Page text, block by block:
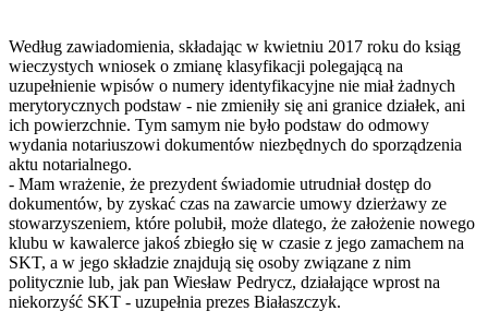
Według zawiadomienia, składając w kwietniu 2017 roku do ksiąg
wieczystych wniosek o zmianę klasyfikacji polegającą na
uzupełnienie wpisów o numery identyfikacyjne nie miał żadnych
merytorycznych podstaw - nie zmieniły się ani granice działek, ani
ich powierzchnie. Tym samym nie było podstaw do odmowy
wydania notariuszowi dokumentów niezbędnych do sporządzenia
aktu notarialnego.
- Mam wrażenie, że prezydent świadomie utrudniał dostęp do
dokumentów, by zyskać czas na zawarcie umowy dzierżawy ze
stowarzyszeniem, które polubił, może dlatego, że założenie nowego
klubu w kawalerce jakoś zbiegło się w czasie z jego zamachem na
SKT, a w jego składzie znajdują się osoby związane z nim
politycznie lub, jak pan Wiesław Pedrycz, działające wprost na
niekorzyść SKT - uzupełnia prezes Białaszczyk.